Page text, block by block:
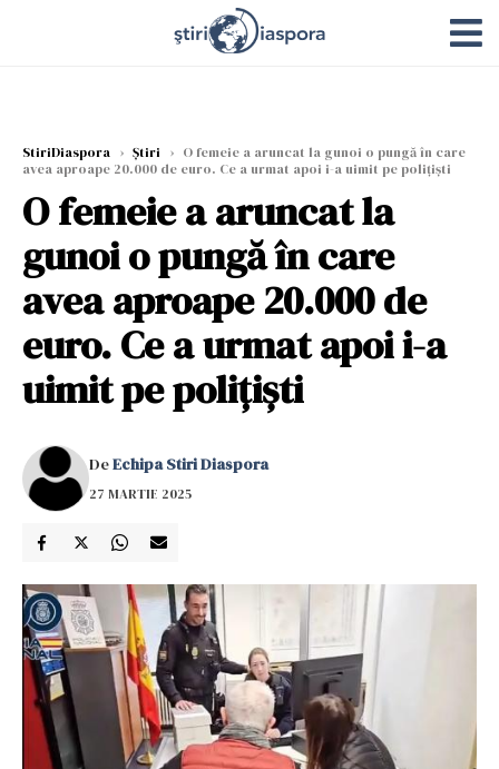
StiriDiaspora › Știri › O femeie a aruncat la gunoi o pungă în care
avea aproape 20.000 de euro. Ce a urmat apoi i-a uimit pe polițiști
O femeie a aruncat la
gunoi o pungă în care
avea aproape 20.000 de
euro. Ce a urmat apoi i-a
uimit pe polițiști
DeEchipa Stiri Diaspora
27 MARTIE 2025